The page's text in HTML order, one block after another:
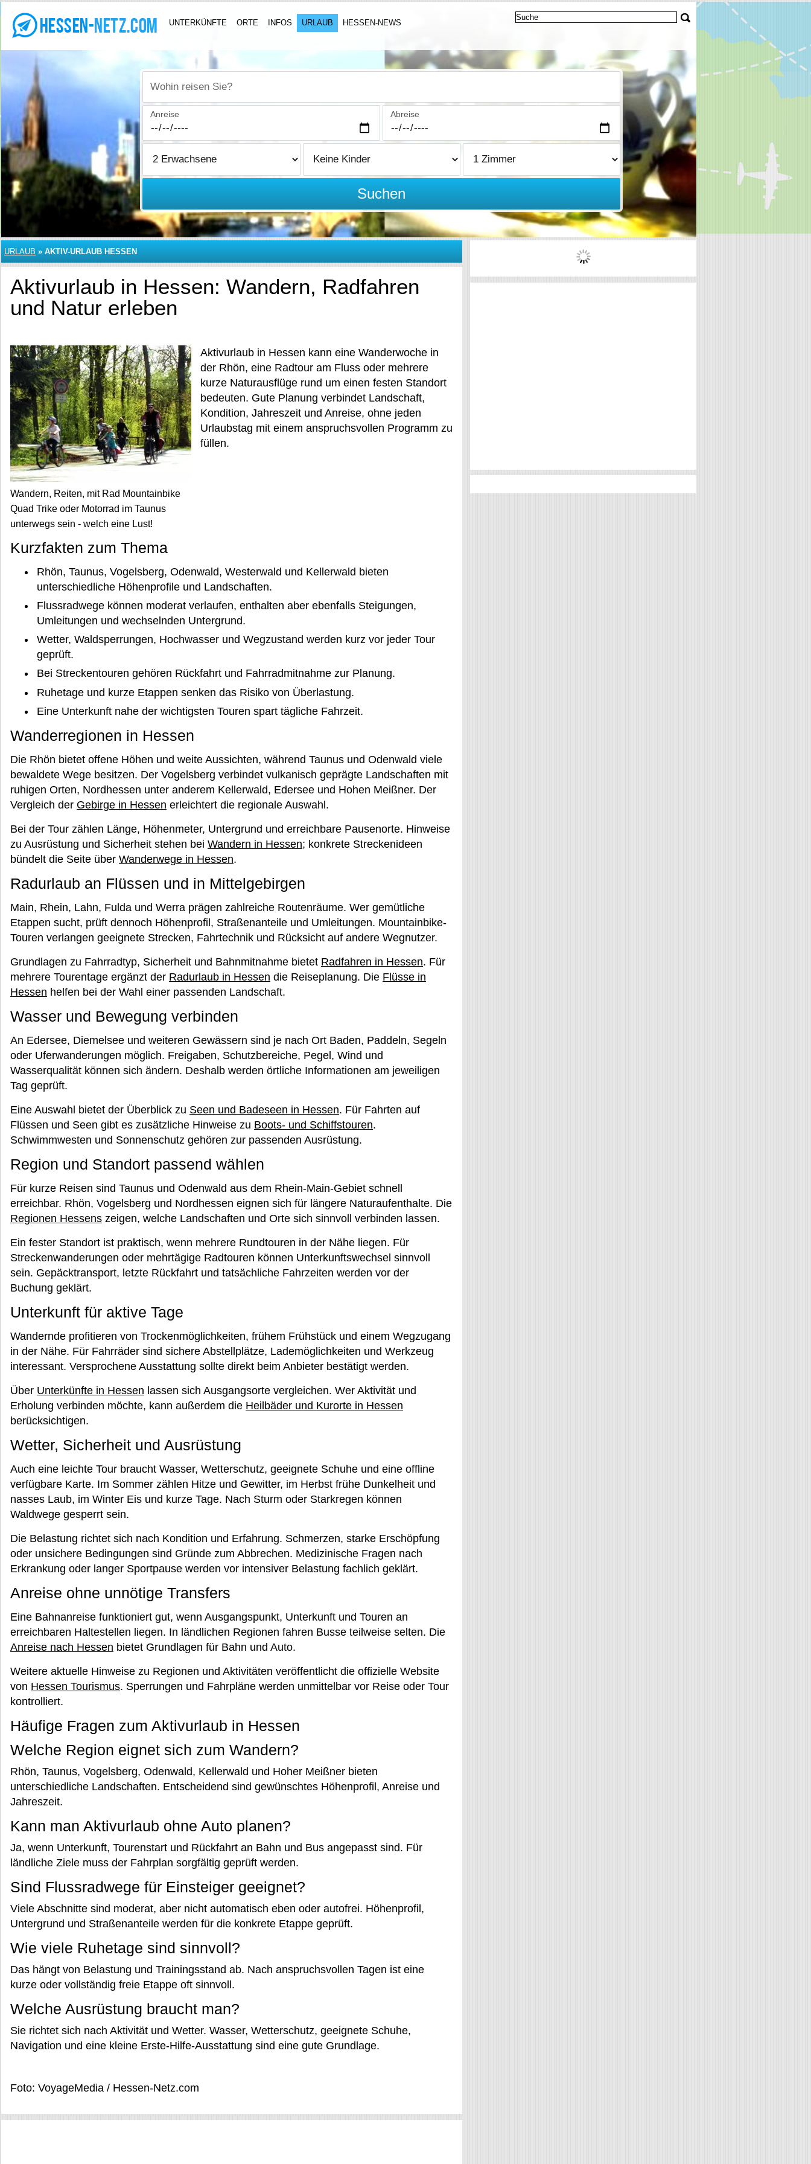
UNTERKÜNFTE ORTE INFOS URLAUB HESSEN-NEWS
Wohin reisen Sie?
Anreise Abreise
Suchen
URLAUB » AKTIV-URLAUB HESSEN
Aktivurlaub in Hessen: Wandern, Radfahren
und Natur erleben
Wandern, Reiten, mit Rad Mountainbike
Quad Trike oder Motorrad im Taunus
unterwegs sein - welch eine Lust!
Aktivurlaub in Hessen kann eine Wanderwoche in
der Rhön, eine Radtour am Fluss oder mehrere
kurze Naturausflüge rund um einen festen Standort
bedeuten. Gute Planung verbindet Landschaft,
Kondition, Jahreszeit und Anreise, ohne jeden
Urlaubstag mit einem anspruchsvollen Programm zu
füllen.
Kurzfakten zum Thema
Rhön, Taunus, Vogelsberg, Odenwald, Westerwald und Kellerwald bieten
unterschiedliche Höhenprofile und Landschaften.
Flussradwege können moderat verlaufen, enthalten aber ebenfalls Steigungen,
Umleitungen und wechselnden Untergrund.
Wetter, Waldsperrungen, Hochwasser und Wegzustand werden kurz vor jeder Tour
geprüft.
Bei Streckentouren gehören Rückfahrt und Fahrradmitnahme zur Planung.
Ruhetage und kurze Etappen senken das Risiko von Überlastung.
Eine Unterkunft nahe der wichtigsten Touren spart tägliche Fahrzeit.
Wanderregionen in Hessen
Die Rhön bietet offene Höhen und weite Aussichten, während Taunus und Odenwald viele
bewaldete Wege besitzen. Der Vogelsberg verbindet vulkanisch geprägte Landschaften mit
ruhigen Orten, Nordhessen unter anderem Kellerwald, Edersee und Hohen Meißner. Der
Vergleich der Gebirge in Hessen erleichtert die regionale Auswahl.
Bei der Tour zählen Länge, Höhenmeter, Untergrund und erreichbare Pausenorte. Hinweise
zu Ausrüstung und Sicherheit stehen bei Wandern in Hessen; konkrete Streckenideen
bündelt die Seite über Wanderwege in Hessen.
Radurlaub an Flüssen und in Mittelgebirgen
Main, Rhein, Lahn, Fulda und Werra prägen zahlreiche Routenräume. Wer gemütliche
Etappen sucht, prüft dennoch Höhenprofil, Straßenanteile und Umleitungen. Mountainbike-
Touren verlangen geeignete Strecken, Fahrtechnik und Rücksicht auf andere Wegnutzer.
Grundlagen zu Fahrradtyp, Sicherheit und Bahnmitnahme bietet Radfahren in Hessen. Für
mehrere Tourentage ergänzt der Radurlaub in Hessen die Reiseplanung. Die Flüsse in
Hessen helfen bei der Wahl einer passenden Landschaft.
Wasser und Bewegung verbinden
An Edersee, Diemelsee und weiteren Gewässern sind je nach Ort Baden, Paddeln, Segeln
oder Uferwanderungen möglich. Freigaben, Schutzbereiche, Pegel, Wind und
Wasserqualität können sich ändern. Deshalb werden örtliche Informationen am jeweiligen
Tag geprüft.
Eine Auswahl bietet der Überblick zu Seen und Badeseen in Hessen. Für Fahrten auf
Flüssen und Seen gibt es zusätzliche Hinweise zu Boots- und Schiffstouren.
Schwimmwesten und Sonnenschutz gehören zur passenden Ausrüstung.
Region und Standort passend wählen
Für kurze Reisen sind Taunus und Odenwald aus dem Rhein-Main-Gebiet schnell
erreichbar. Rhön, Vogelsberg und Nordhessen eignen sich für längere Naturaufenthalte. Die
Regionen Hessens zeigen, welche Landschaften und Orte sich sinnvoll verbinden lassen.
Ein fester Standort ist praktisch, wenn mehrere Rundtouren in der Nähe liegen. Für
Streckenwanderungen oder mehrtägige Radtouren können Unterkunftswechsel sinnvoll
sein. Gepäcktransport, letzte Rückfahrt und tatsächliche Fahrzeiten werden vor der
Buchung geklärt.
Unterkunft für aktive Tage
Wandernde profitieren von Trockenmöglichkeiten, frühem Frühstück und einem Wegzugang
in der Nähe. Für Fahrräder sind sichere Abstellplätze, Lademöglichkeiten und Werkzeug
interessant. Versprochene Ausstattung sollte direkt beim Anbieter bestätigt werden.
Über Unterkünfte in Hessen lassen sich Ausgangsorte vergleichen. Wer Aktivität und
Erholung verbinden möchte, kann außerdem die Heilbäder und Kurorte in Hessen
berücksichtigen.
Wetter, Sicherheit und Ausrüstung
Auch eine leichte Tour braucht Wasser, Wetterschutz, geeignete Schuhe und eine offline
verfügbare Karte. Im Sommer zählen Hitze und Gewitter, im Herbst frühe Dunkelheit und
nasses Laub, im Winter Eis und kurze Tage. Nach Sturm oder Starkregen können
Waldwege gesperrt sein.
Die Belastung richtet sich nach Kondition und Erfahrung. Schmerzen, starke Erschöpfung
oder unsichere Bedingungen sind Gründe zum Abbrechen. Medizinische Fragen nach
Erkrankung oder langer Sportpause werden vor intensiver Belastung fachlich geklärt.
Anreise ohne unnötige Transfers
Eine Bahnanreise funktioniert gut, wenn Ausgangspunkt, Unterkunft und Touren an
erreichbaren Haltestellen liegen. In ländlichen Regionen fahren Busse teilweise selten. Die
Anreise nach Hessen bietet Grundlagen für Bahn und Auto.
Weitere aktuelle Hinweise zu Regionen und Aktivitäten veröffentlicht die offizielle Website
von Hessen Tourismus. Sperrungen und Fahrpläne werden unmittelbar vor Reise oder Tour
kontrolliert.
Häufige Fragen zum Aktivurlaub in Hessen
Welche Region eignet sich zum Wandern?
Rhön, Taunus, Vogelsberg, Odenwald, Kellerwald und Hoher Meißner bieten
unterschiedliche Landschaften. Entscheidend sind gewünschtes Höhenprofil, Anreise und
Jahreszeit.
Kann man Aktivurlaub ohne Auto planen?
Ja, wenn Unterkunft, Tourenstart und Rückfahrt an Bahn und Bus angepasst sind. Für
ländliche Ziele muss der Fahrplan sorgfältig geprüft werden.
Sind Flussradwege für Einsteiger geeignet?
Viele Abschnitte sind moderat, aber nicht automatisch eben oder autofrei. Höhenprofil,
Untergrund und Straßenanteile werden für die konkrete Etappe geprüft.
Wie viele Ruhetage sind sinnvoll?
Das hängt von Belastung und Trainingsstand ab. Nach anspruchsvollen Tagen ist eine
kurze oder vollständig freie Etappe oft sinnvoll.
Welche Ausrüstung braucht man?
Sie richtet sich nach Aktivität und Wetter. Wasser, Wetterschutz, geeignete Schuhe,
Navigation und eine kleine Erste-Hilfe-Ausstattung sind eine gute Grundlage.
Foto: VoyageMedia / Hessen-Netz.com